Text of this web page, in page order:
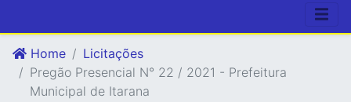
Home
Licitações
Pregão Presencial N° 22 / 2021 - Prefeitura
Municipal de Itarana